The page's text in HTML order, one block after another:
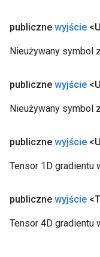
publiczne wyjście
Nieużywany symbol
publiczne wyjście
Nieużywany symbol
publiczne wyjście
Tensor 1D gradientu
publiczne wyjście
Tensor 4D gradientu